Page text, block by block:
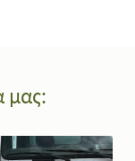
μας: